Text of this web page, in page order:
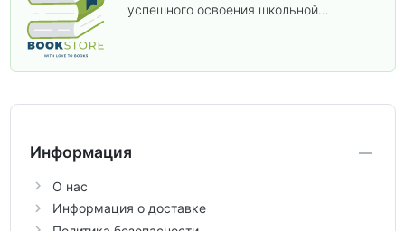
успешного освоения школьной
аттестации, а также расширить кругозор
Информация
О нас
Информация о доставке